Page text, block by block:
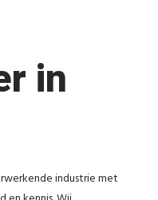
in
industrie met